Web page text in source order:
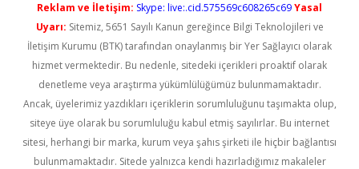
Reklam ve İletişim: Skype: live:.cid.575569c608265c69Yasal
Uyarı: Sitemiz, 5651 Sayılı Kanun gereğince Bilgi Teknolojileri ve
İletişim Kurumu (BTK) tarafından onaylanmış bir Yer Sağlayıcı olarak
hizmet vermektedir. Bu nedenle, sitedeki içerikleri proaktif olarak
denetleme veya araştırma yükümlülüğümüz bulunmamaktadır.
Ancak, üyelerimiz yazdıkları içeriklerin sorumluluğunu taşımakta olup,
siteye üye olarak bu sorumluluğu kabul etmiş sayılırlar. Bu internet
sitesi, herhangi bir marka, kurum veya şahıs şirketi ile hiçbir bağlantısı
bulunmamaktadır. Sitede yalnızca kendi hazırladığımız makaleler